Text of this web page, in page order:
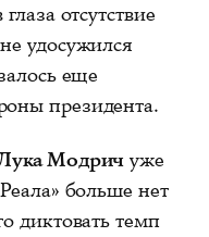
отсутствие
удосужился
еще
президента.
Модричуже
больше нет
диктовать темп